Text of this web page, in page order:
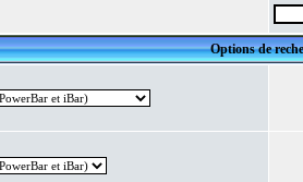
Options de